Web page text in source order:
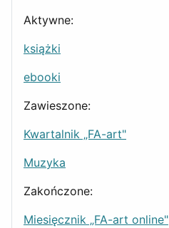
Aktywne:
książki
ebooki
Zawieszone:
Kwartalnik „FA-art"
Muzyka
Zakończone:
Miesięcznik „FA-art online"